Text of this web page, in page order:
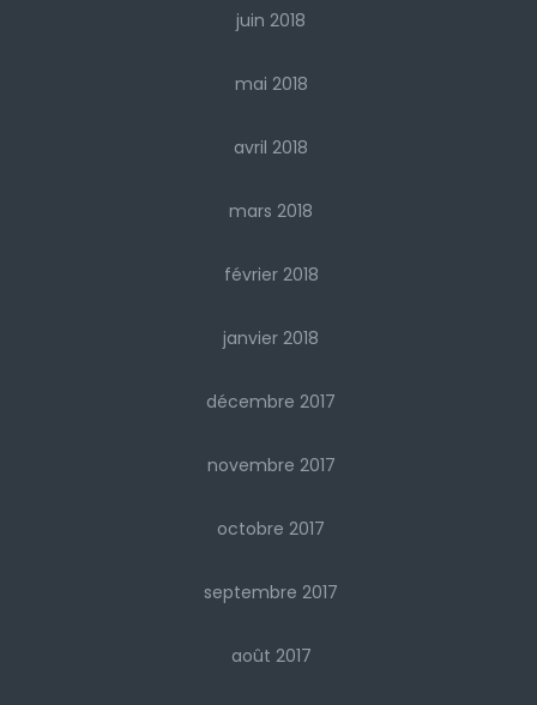
juin 2018
mai 2018
avril 2018
mars 2018
février 2018
janvier 2018
décembre 2017
novembre 2017
octobre 2017
septembre 2017
août 2017